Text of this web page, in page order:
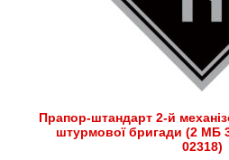
Прапор-штандарт 2-й
штурмової бригади (2
02318)